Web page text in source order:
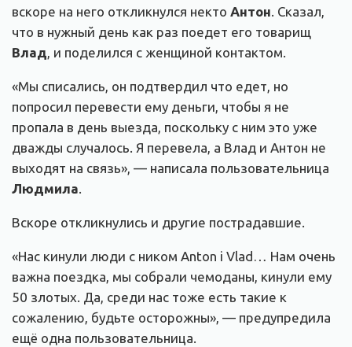
вскоре на него откликнулся некто Антон. Сказал,
что в нужный день как раз поедет его товарищ
Влад, и поделился с женщиной контактом.
«Мы списались, он подтвердил что едет, но
попросил перевести ему деньги, чтобы я не
пропала в день выезда, поскольку с ним это уже
дважды случалось. Я перевела, а Влад и Антон не
выходят на связь», — написала пользовательница
Людмила.
Вскоре откликнулись и другие пострадавшие.
«Нас кинули люди с ником Anton i Vlad… Нам очень
важна поездка, мы собрали чемоданы, кинули ему
50 злотых. Да, среди нас тоже есть такие к
сожалению, будьте осторожны», — предупредила
ещё одна пользовательница.